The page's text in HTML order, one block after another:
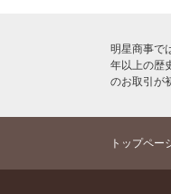
明星商事で
年以上の歴
のお取引が
トップペー